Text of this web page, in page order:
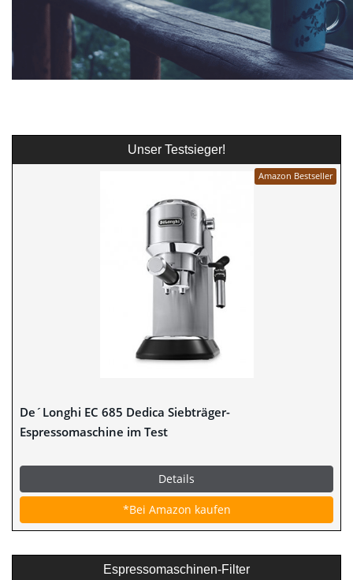
Unser Testsieger!
Amazon Bestseller
De´Longhi EC 685 Dedica Siebträger-
Espressomaschine im Test
Details
*Bei Amazon kaufen
Espressomaschinen-Filter